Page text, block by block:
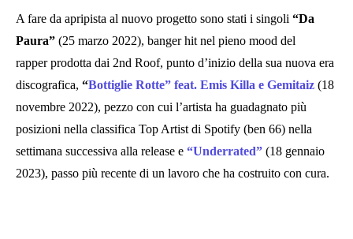
A fare da apripista al nuovo progetto sono stati i singoli “Da
Paura” (25 marzo 2022), banger hit nel pieno mood del
rapper prodotta dai 2nd Roof, punto d’inizio della sua nuova era
discografica, “Bottiglie Rotte” feat. Emis Killa e Gemitaiz (18
novembre 2022), pezzo con cui l’artista ha guadagnato più
posizioni nella classifica Top Artist di Spotify (ben 66) nella
settimana successiva alla release e “Underrated” (18 gennaio
2023), passo più recente di un lavoro che ha costruito con cura.